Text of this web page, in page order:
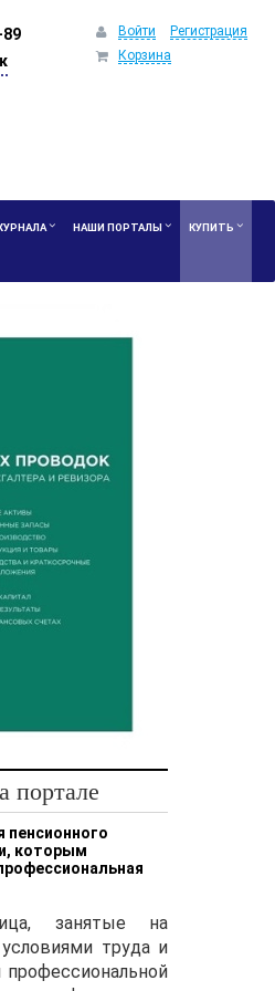
89
Войти
Регистрация
Корзина
НАШИ ПОРТАЛЫ КУПИТЬ
портале
пенсионного
которым
занятые на
труда и